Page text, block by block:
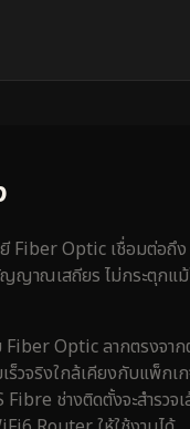
Fiber Optic เชื่อมต่อถึง
ญาณเสถียร ไม่กระตุกแ
Fiber Optic ลากตรงจา
ร็วจริงใกล้เคียงกับแพ็กเ
ช่างติดตั้งจะสำรวจ